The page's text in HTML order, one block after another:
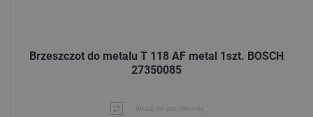
Brzeszczot do metalu T 118 AF metal 1szt. BOSCH
27350085
dodaj do porównania